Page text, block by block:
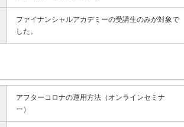
ファイナンシャルアカデミーの受講生のみが対象で
した。
アフターコロナの運用方法（オンラインセミナ
ー）